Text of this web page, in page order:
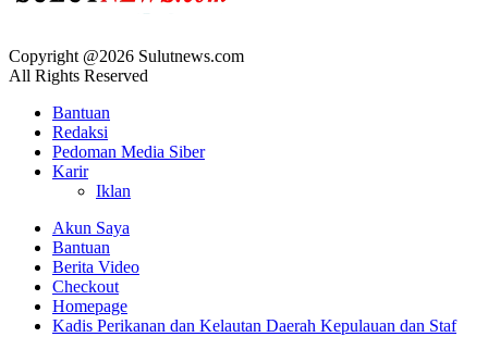
Copyright @2026 Sulutnews.com
All Rights Reserved
Bantuan
Redaksi
Pedoman Media Siber
Karir
Iklan
Akun Saya
Bantuan
Berita Video
Checkout
Homepage
Kadis Perikanan dan Kelautan Daerah Kepulauan dan Staf